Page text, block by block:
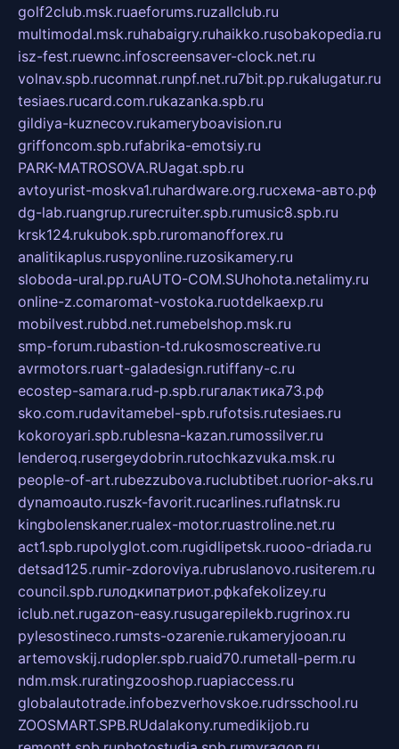
golf2club.msk.ruaeforums.ruzallclub.ru
multimodal.msk.ruhabaigry.ruhaikko.rusobakopedia.ru
isz-fest.ruewnc.infoscreensaver-clock.net.ru
volnav.spb.rucomnat.runpf.net.ru7bit.pp.rukalugatur.ru
tesiaes.rucard.com.rukazanka.spb.ru
gildiya-kuznecov.rukameryboavision.ru
griffoncom.spb.rufabrika-emotsiy.ru
PARK-MATROSOVA.RUagat.spb.ru
avtoyurist-moskva1.ruhardware.org.ruсхема-авто.рф
dg-lab.ruangrup.rurecruiter.spb.rumusic8.spb.ru
krsk124.rukubok.spb.ruromanofforex.ru
analitikaplus.ruspyonline.ruzosikamery.ru
sloboda-ural.pp.ruAUTO-COM.SUhohota.netalimy.ru
online-z.comaromat-vostoka.ruotdelkaexp.ru
mobilvest.rubbd.net.rumebelshop.msk.ru
smp-forum.rubastion-td.rukosmoscreative.ru
avrmotors.ruart-galadesign.rutiffany-c.ru
ecostep-samara.rud-p.spb.ruгалактика73.рф
sko.com.rudavitamebel-spb.rufotsis.rutesiaes.ru
kokoroyari.spb.rublesna-kazan.rumossilver.ru
lenderoq.rusergeydobrin.rutochkazvuka.msk.ru
people-of-art.rubezzubova.ruclubtibet.ruorior-aks.ru
dynamoauto.ruszk-favorit.rucarlines.ruflatnsk.ru
kingbolenskaner.rualex-motor.ruastroline.net.ru
act1.spb.rupolyglot.com.rugidlipetsk.ruooo-driada.ru
detsad125.rumir-zdoroviya.rubruslanovo.rusiterem.ru
council.spb.ruлодкипатриот.рфkafekolizey.ru
iclub.net.rugazon-easy.rusugarepilekb.rugrinox.ru
pylesostineco.rumsts-ozarenie.rukameryjooan.ru
artemovskij.rudopler.spb.ruaid70.rumetall-perm.ru
ndm.msk.ruratingzooshop.ruapiaccess.ru
globalautotrade.infobezverhovskoe.rudrsschool.ru
ZOOSMART.SPB.RUdalakony.rumedikijob.ru